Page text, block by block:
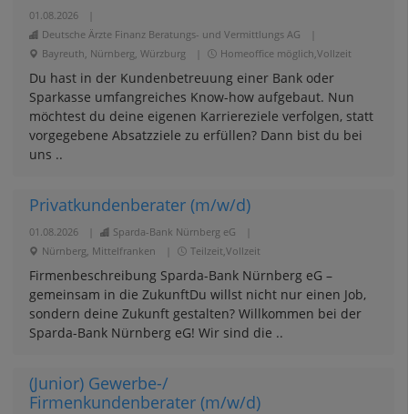
01.08.2026
Deutsche Ärzte Finanz Beratungs- und Vermittlungs AG
Bayreuth, Nürnberg, Würzburg
Homeoffice möglich,Vollzeit
Du hast in der Kundenbetreuung einer Bank oder
Sparkasse umfangreiches Know-how aufgebaut. Nun
möchtest du deine eigenen Karriereziele verfolgen, statt
vorgegebene Absatzziele zu erfüllen? Dann bist du bei
uns ..
Privatkundenberater (m/w/d)
01.08.2026 Sparda-Bank Nürnberg eG
Nürnberg, Mittelfranken
Teilzeit,Vollzeit
Firmenbeschreibung Sparda-Bank Nürnberg eG –
gemeinsam in die ZukunftDu willst nicht nur einen Job,
sondern deine Zukunft gestalten? Willkommen bei der
Sparda-Bank Nürnberg eG! Wir sind die ..
(Junior) Gewerbe-/
Firmenkundenberater (m/w/d)